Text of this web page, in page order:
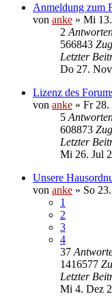
Anmeldung zum
von anke » Mi
2
566843
Letzter
Do 27.
Lizenz des
von anke » Fr 28.
5
608873
Letzter
Mi 26. Jul
Unsere
von anke » So
1
2
3
4
37
1416577
Letzter
Mi 4. Dez